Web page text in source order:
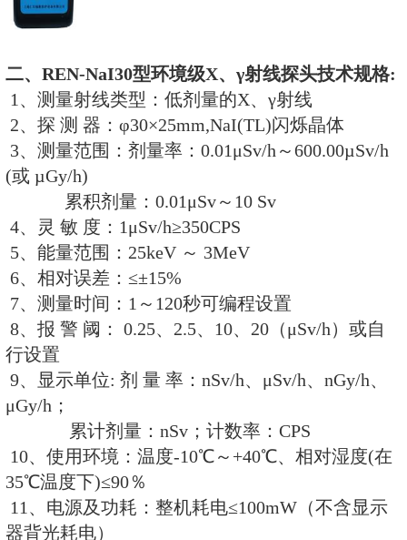
2、剂量率显示范围：0.001μSv/h
4、显示单位：μSv/h、μGy/h、
CPS、CPM、Bq和Bq/cm2
5、选配项：主机可选配内置能量
测器测量X、γ射线
6、报警阈值：提供默认内置阈值
行设置
7、存储数据：可存储280万 条最
8、使用环境：温度-20℃～+50℃
35℃温度下)≤90％
9、仪器功耗：≤2mW (仪器采用4
充电锂电池)。
10、外形尺寸：长×宽×厚 =
11、重量：约120g（不含电池）